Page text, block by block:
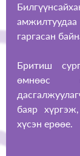
гаргасан
Бритиш
өмнөөс
баяр
хүсэн ерөөе.